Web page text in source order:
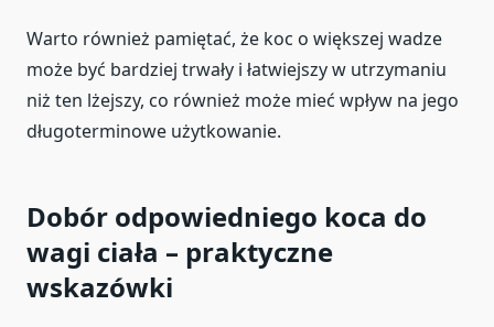
Warto również pamiętać, że koc o większej wadze
może być bardziej trwały i łatwiejszy w utrzymaniu
niż ten lżejszy, co również może mieć wpływ na jego
długoterminowe użytkowanie.
Dobór odpowiedniego koca do
wagi ciała – praktyczne
wskazówki